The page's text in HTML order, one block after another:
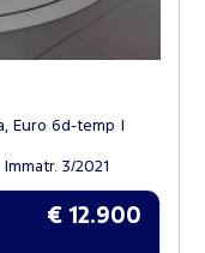
Euro 6d-temp
Immatr. 3/2021
€ 12.900